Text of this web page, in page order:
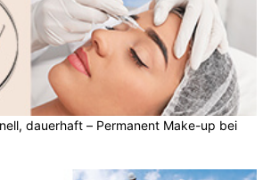
dauerhaft – Permanent Make-up bei